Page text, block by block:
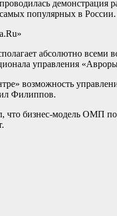
демонстрация
популярных в России.
абсолютно
управления
возможность
Филиппов.
что бизнес-модель ОМП